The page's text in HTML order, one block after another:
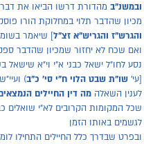
מהדורת דרשו הביאו את
שהדבר תלוי במחלוקת הורו פוסקי
והגריש"א זצ"ל] שיאמר
שכח לא יחזור שמכיון שהדבר
לחו"ל ישאל כבני א"י וי"א שישאל
שו"ת שבט הלוי ח"י סי' כ"ב) ועיי"ש בהערה 9 עוד
השאלהמה דין החיילים הנמצאים
המקומות הקרובים לא"י שואלים
באותו הזמן
שבדרך כלל החיילים התחילו